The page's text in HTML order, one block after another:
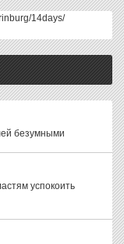
14days/
безумными
успокоить